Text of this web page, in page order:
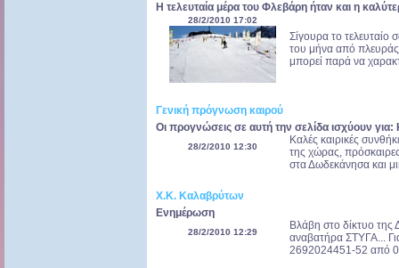
Η τελευταία μέρα του Φλεβάρη ήταν και η
28/2/2010 17:02
Σίγουρα το
του μήνα από πλευράς
μπορεί παρά να
Γενική πρόγνωση καιρού
Οι προγνώσεις σε αυτή την σελίδα ισχύουν
28/2/2010 12:30
Καλές καιρικές
της χώρας,
στα Δωδεκάνησα και
Χ.Κ. Καλαβρύτων
Ενημέρωση
28/2/2010 12:29
Βλάβη στο δίκτυο της
αναβατήρα ΣΤΥΓΑ...
2692024451-52 από